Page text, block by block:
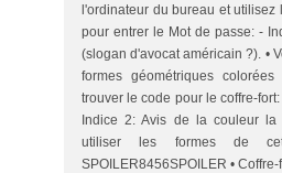
l'ordinateur du bureau et utilisez
pour entrer le Mot de passe: -
(slogan d'avocat américain ?). •
formes géométriques
trouver le code pour le coffre-
Indice 2: Avis de la couleur la
utiliser les formes de
SPOILER8456SPOILER •